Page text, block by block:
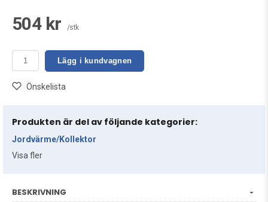
504 kr /stk
Lägg i kundvagnen
Önskelista
Produkten är del av följande kategorier:
Jordvärme/Kollektor
Visa fler
BESKRIVNING